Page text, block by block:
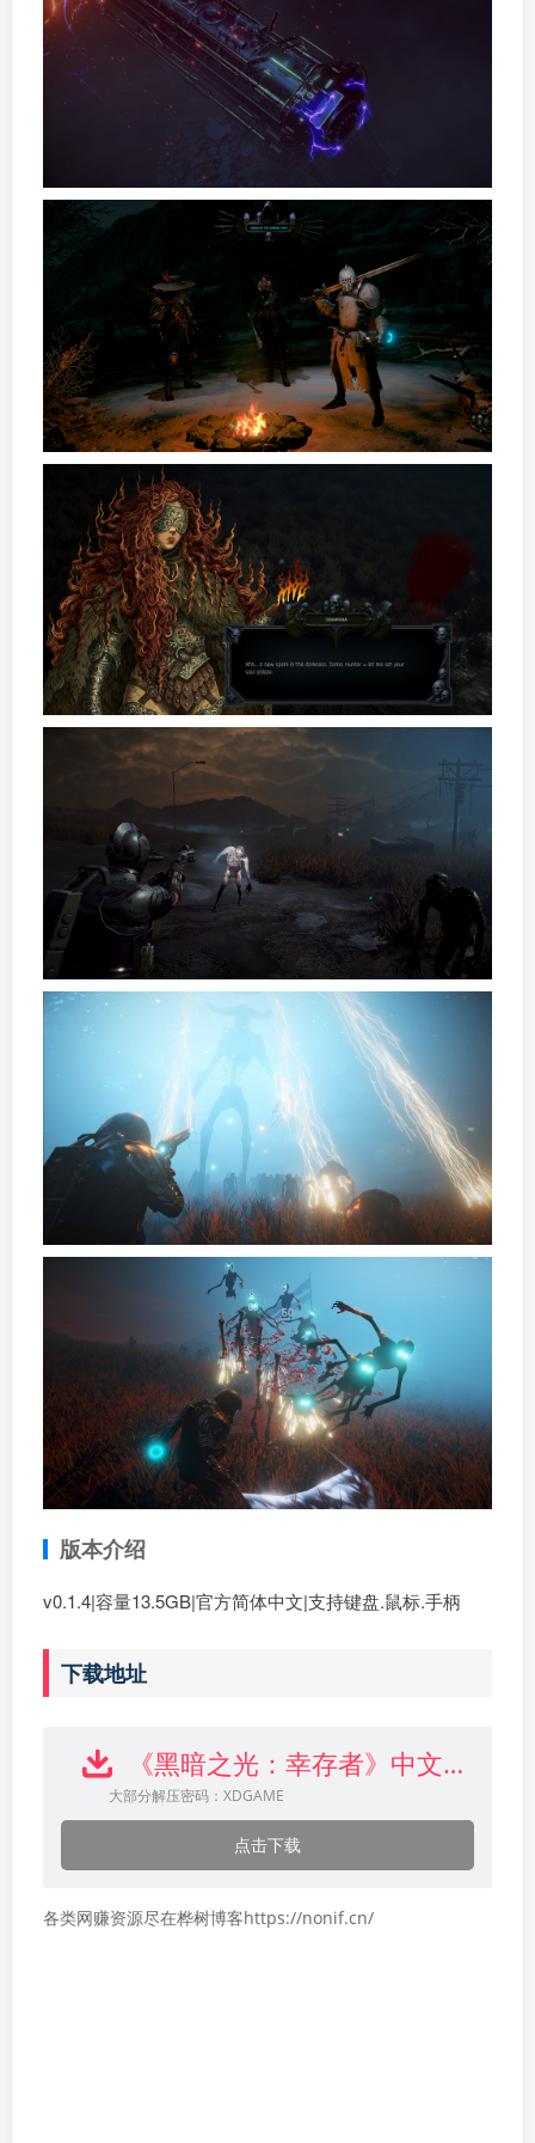
版本介绍
v0.1.4|容量13.5GB|官方简体中文|支持键盘.鼠标.手柄
下载地址
《黑暗之光：幸存者》中文版下载
大部分解压密码：XDGAME
点击下载
各类网赚资源尽在桦树博客https://nonif.cn/